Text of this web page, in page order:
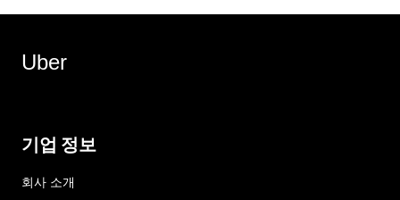
Uber
기업 정보
회사 소개